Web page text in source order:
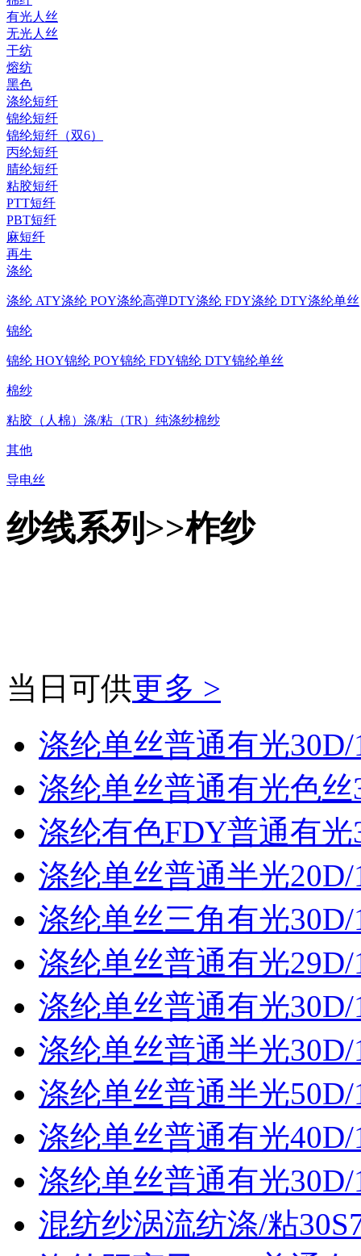
有光人丝
无光人丝
干纺
熔纺
黑色
涤纶短纤
锦纶短纤
锦纶短纤（双6）
丙纶短纤
腈纶短纤
粘胶短纤
PTT短纤
PBT短纤
麻短纤
再生
涤纶
涤纶 ATY涤纶 POY涤纶高弹DTY涤纶 FDY涤纶 DTY涤纶单丝
锦纶
锦纶 HOY锦纶 POY锦纶 FDY锦纶 DTY锦纶单丝
棉纱
粘胶（人棉） 涤/粘（TR） 纯涤纱棉纱
其他
导电丝
纱线系列>>柞纱
当日可供更多 >
涤纶单丝普通有光30D/
涤纶单丝普通有光色丝
涤纶有色FDY普通有光
涤纶单丝普通半光20D/
涤纶单丝三角有光30D/
涤纶单丝普通有光29D/
涤纶单丝普通有光30D/
涤纶单丝普通半光30D/
涤纶单丝普通半光50D/
涤纶单丝普通有光40D/
涤纶单丝普通有光30D/
混纺纱涡流纺涤/粘